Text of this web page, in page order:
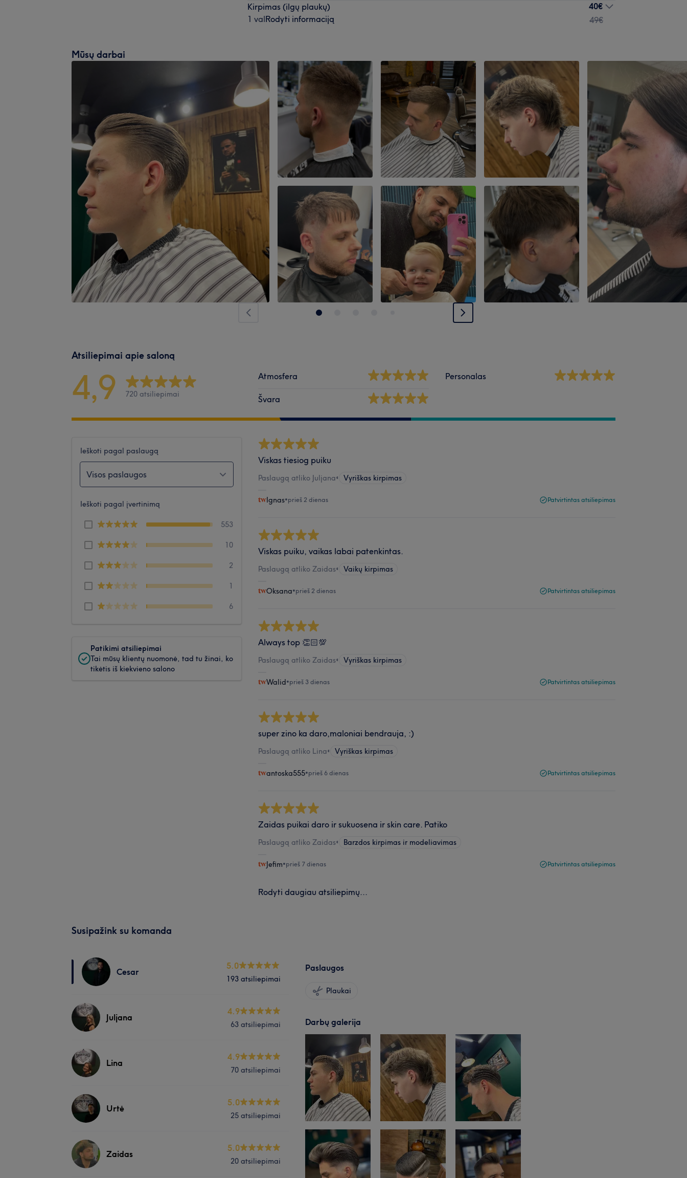
Kirpimas (ilgų plaukų)
1 valRodyti informaciją
40€
49€
Mūsų darbai
Atsiliepimai apie saloną
4,9 720 atsiliepimai
Atmosfera
Švara
Personalas
Ieškoti pagal paslaugą
Visos paslaugos
Ieškoti pagal įvertinimą
553
10
2
1
6
Patikimi atsiliepimai
Tai mūsų klientų nuomonė, tad tu žinai, ko
tikėtis iš kiekvieno salono
Viskas tiesiog puiku
Paslaugą atliko Juljana• Vyriškas kirpimas
Ignas•prieš 2 dienas Patvirtintas atsiliepimas
Viskas puiku, vaikas labai patenkintas.
Paslaugą atliko Zaidas• Vaikų kirpimas
Oksana•prieš 2 dienas Patvirtintas atsiliepimas
Always top 👏🏻💯
Paslaugą atliko Zaidas• Vyriškas kirpimas
Walid•prieš 3 dienas Patvirtintas atsiliepimas
super zino ka daro,maloniai bendrauja, :)
Paslaugą atliko Lina• Vyriškas kirpimas
antoska555•prieš 6 dienas Patvirtintas atsiliepimas
Zaidas puikai daro ir sukuosena ir skin care. Patiko
Paslaugą atliko Zaidas• Barzdos kirpimas ir modeliavimas
Jefim•prieš 7 dienas Patvirtintas atsiliepimas
Rodyti daugiau atsiliepimų...
Susipažink su komanda
Cesar
5.0
193 atsiliepimai
Juljana
4.9
63 atsiliepimai
Lina
4.9
70 atsiliepimai
Urtė
5.0
25 atsiliepimai
Zaidas
5.0
20 atsiliepimai
Paslaugos
Plaukai
Darbų galerija